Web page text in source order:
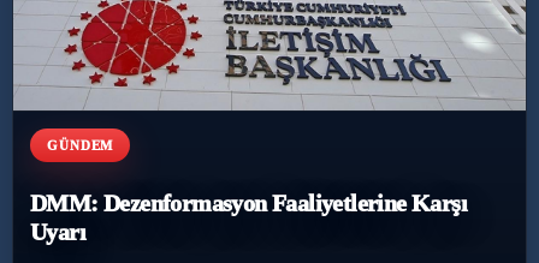
Ekonomi ›
GÜNDEM
DMM: Dezenformasyon Faaliyetlerine Karşı
Uyarı